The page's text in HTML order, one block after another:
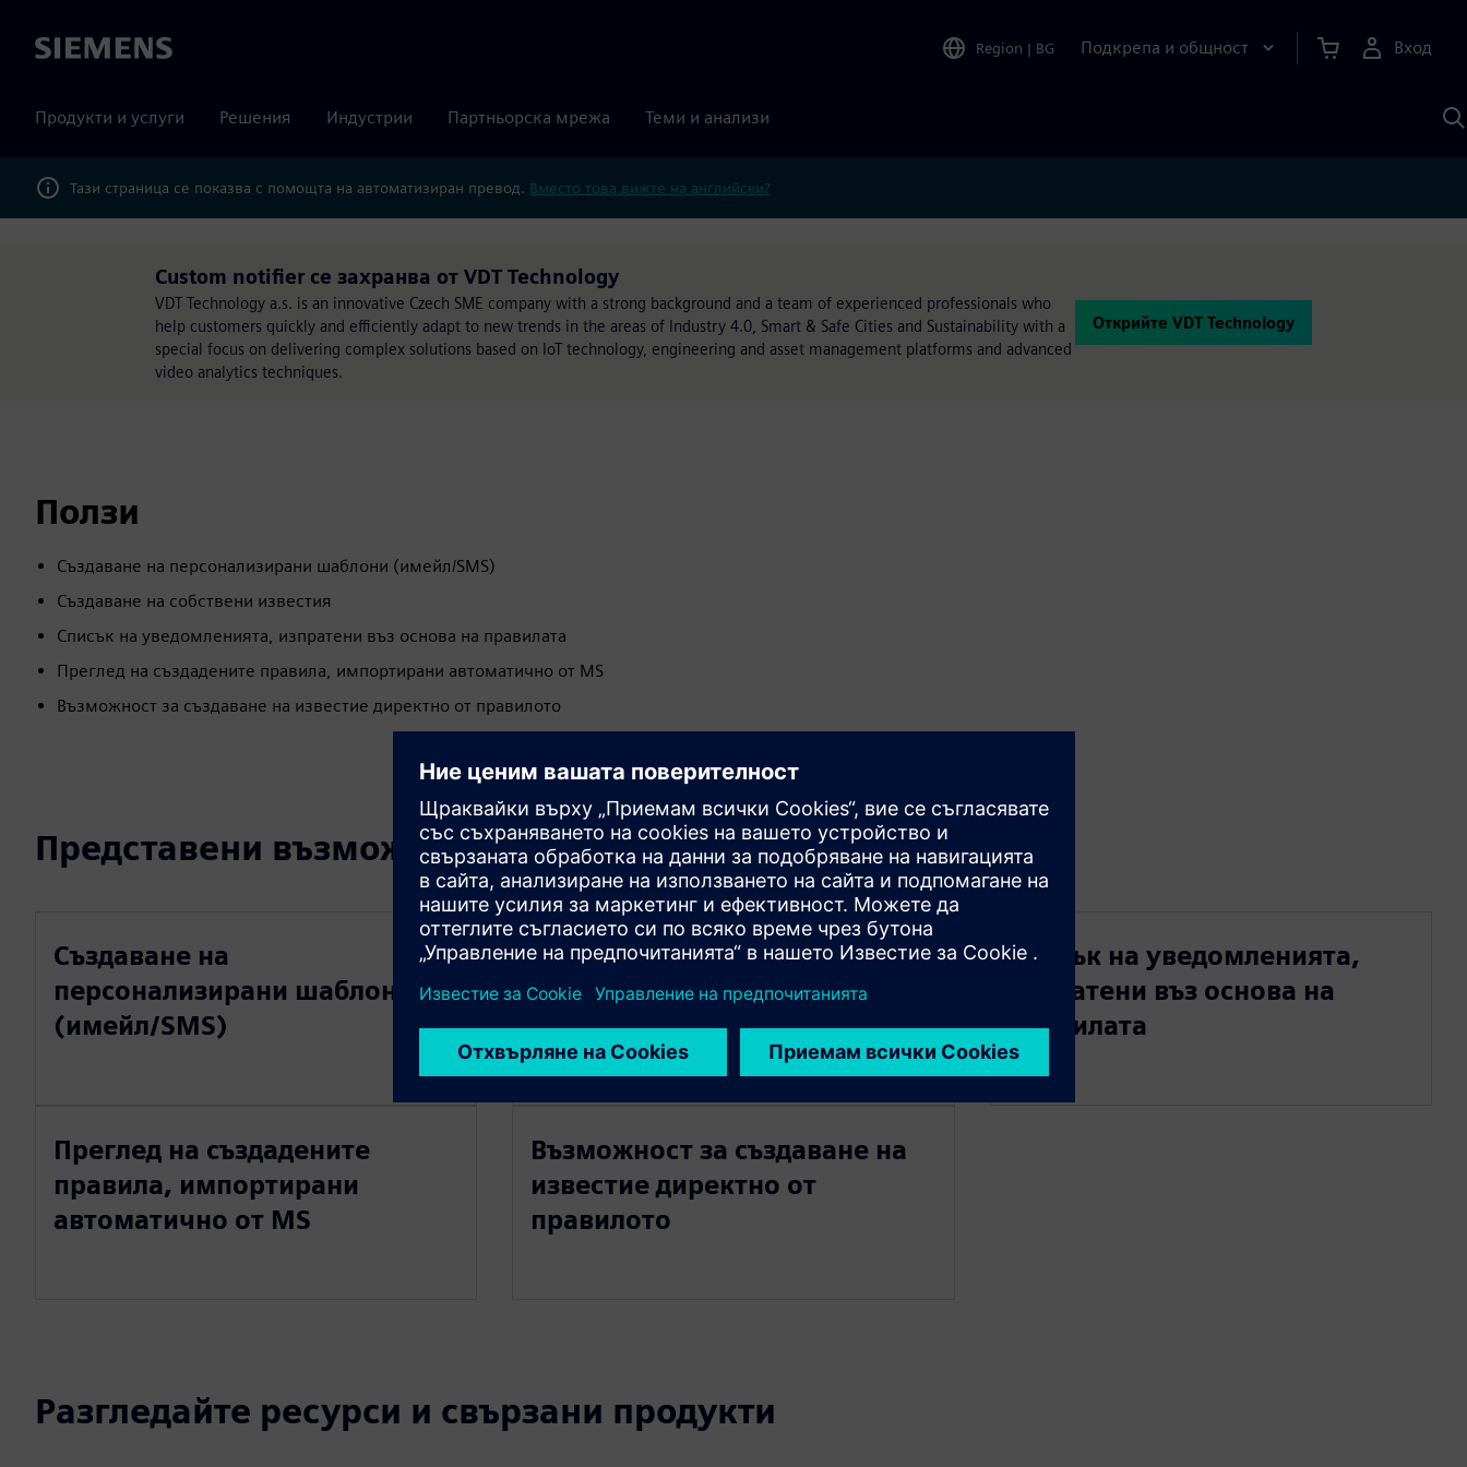
Siemens Region | BG Подкрепа и общност Вход
Продукти и услуги Решения Индустрии Партньорска мрежа Теми и анализи
с
Тази страница се показва с помощта на автоматизиран превод. Вместо това вижте на английски?
Custom notifier се захранва от VDT Technology
VDT Technology a.s. is an innovative Czech SME company with a strong background and a team of experienced professionals who
help customers quickly and efficiently adapt to new trends in the areas of Industry 4.0, Smart & Safe Cities and Sustainability with a
special focus on delivering complex solutions based on IoT technology, engineering and asset management platforms and advanced
video analytics techniques.
Открийте VDT Technology
Ползи
Създаване на персонализирани шаблони (имейл/SMS)
Създаване на собствени известия
Списък на уведомленията, изпратени въз основа на правилата
Преглед на създадените правила, импортирани автоматично от MS
Възможност за създаване на известие директно от правилото
Представени възможности
Създаване на
персонализирани шаблони
(имейл/SMS)
Създаване на собствени
известия
Списък на уведомленията,
изпратени въз основа на
правилата
Преглед на създадените
правила, импортирани
автоматично от MS
Възможност за създаване на
известие директно от
правилото
Разгледайте ресурси и свързани продукти